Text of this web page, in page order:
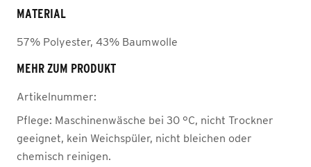
MATERIAL
57% Polyester, 43% Baumwolle
MEHR ZUM PRODUKT
Artikelnummer:
Pflege: Maschinenwäsche bei 30 °C, nicht Trockner
geeignet, kein Weichspüler, nicht bleichen oder
chemisch reinigen.